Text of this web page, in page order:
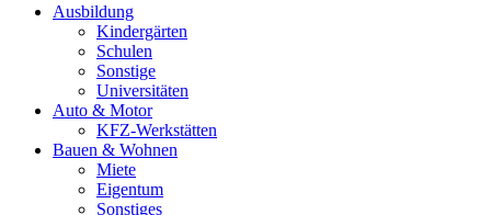
Ausbildung
Kindergärten
Schulen
Sonstige
Universitäten
Auto & Motor
KFZ-Werkstätten
Bauen & Wohnen
Miete
Eigentum
Sonstiges